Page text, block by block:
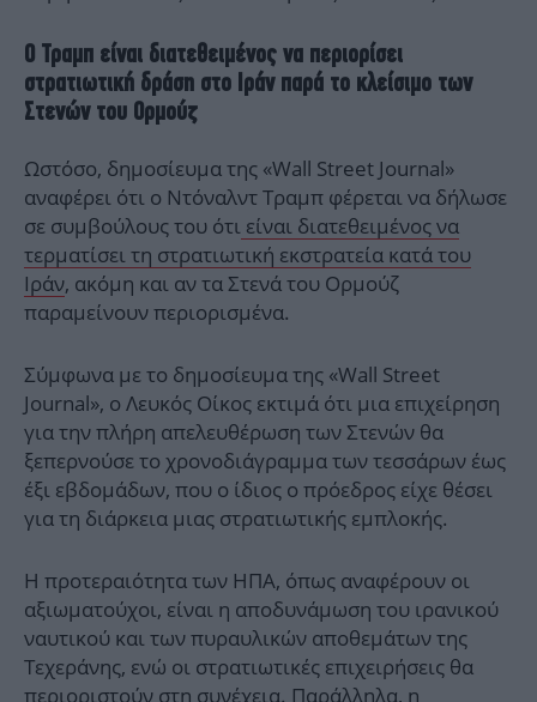
Ο Τραμπ είναι διατεθειμένος να περιορίσει
στρατιωτική δράση στο Ιράν παρά το κλείσιμο των
Στενών του Ορμούζ
Ωστόσο, δημοσίευμα της «Wall Street Journal»
αναφέρει ότι ο Ντόναλντ Τραμπ φέρεται να δήλωσε
σε συμβούλους του ότι είναι διατεθειμένος να
τερματίσει τη στρατιωτική εκστρατεία κατά του
Ιράν, ακόμη και αν τα Στενά του Ορμούζ
παραμείνουν περιορισμένα.
Σύμφωνα με το δημοσίευμα της «Wall Street
Journal», ο Λευκός Οίκος εκτιμά ότι μια επιχείρηση
για την πλήρη απελευθέρωση των Στενών θα
ξεπερνούσε το χρονοδιάγραμμα των τεσσάρων έως
έξι εβδομάδων, που ο ίδιος ο πρόεδρος είχε θέσει
για τη διάρκεια μιας στρατιωτικής εμπλοκής.
Η προτεραιότητα των ΗΠΑ, όπως αναφέρουν οι
αξιωματούχοι, είναι η αποδυνάμωση του ιρανικού
ναυτικού και των πυραυλικών αποθεμάτων της
Τεχεράνης, ενώ οι στρατιωτικές επιχειρήσεις θα
περιοριστούν στη συνέχεια. Παράλληλα, η